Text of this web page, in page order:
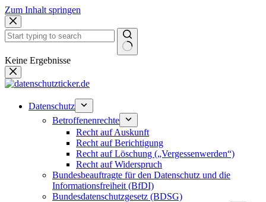
Zum Inhalt springen
Keine Ergebnisse
Datenschutz
Betroffenenrechte
Recht auf Auskunft
Recht auf Berichtigung
Recht auf Löschung („Vergessenwerden“)
Recht auf Widerspruch
Bundesbeauftragte für den Datenschutz und die
Informationsfreiheit (BfDI)
Bundesdatenschutzgesetz (BDSG)